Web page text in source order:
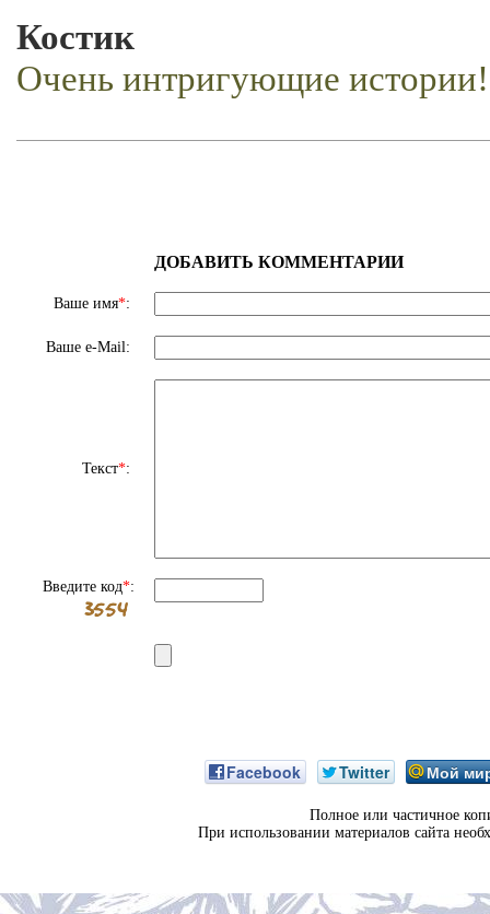
Костик
Очень интригующие истории!
ДОБАВИТЬ КОММЕНТАРИИ
Ваше имя*:
Ваше e-Mail:
Текст*:
Введите код*:
Facebook Twitter Мой
Полное или частичное
При использовании материалов сайта